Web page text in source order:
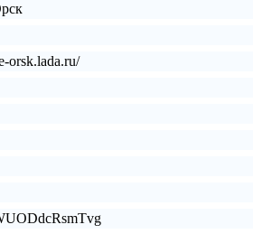
orsk.lada.ru/